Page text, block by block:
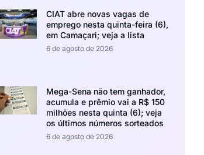
CIAT abre novas vagas de
emprego nesta quinta-feira (6),
em Camaçari; veja a lista
6 de agosto de 2026
Mega-Sena não tem ganhador,
acumula e prêmio vai a R$ 150
milhões nesta quinta (6); veja
os últimos números sorteados
6 de agosto de 2026